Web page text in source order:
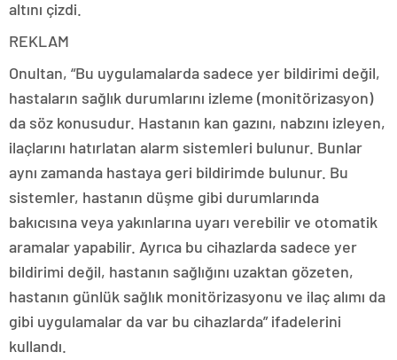
altını çizdi.
REKLAM
Onultan, “Bu uygulamalarda sadece yer bildirimi değil,
hastaların sağlık durumlarını izleme (monitörizasyon)
da söz konusudur. Hastanın kan gazını, nabzını izleyen,
ilaçlarını hatırlatan alarm sistemleri bulunur. Bunlar
aynı zamanda hastaya geri bildirimde bulunur. Bu
sistemler, hastanın düşme gibi durumlarında
bakıcısına veya yakınlarına uyarı verebilir ve otomatik
aramalar yapabilir. Ayrıca bu cihazlarda sadece yer
bildirimi değil, hastanın sağlığını uzaktan gözeten,
hastanın günlük sağlık monitörizasyonu ve ilaç alımı da
gibi uygulamalar da var bu cihazlarda” ifadelerini
kullandı.